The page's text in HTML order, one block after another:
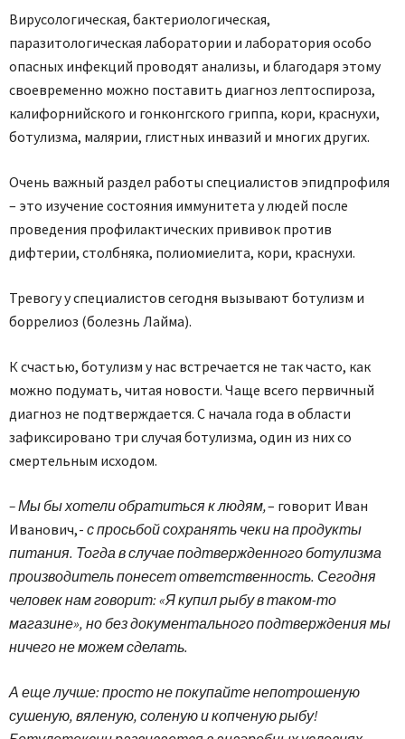
Вирусологическая, бактериологическая,
паразитологическая лаборатории и лаборатория особо
опасных инфекций проводят анализы, и благодаря этому
своевременно можно поставить диагноз лептоспироза,
калифорнийского и гонконгского гриппа, кори, краснухи,
ботулизма, малярии, глистных инвазий и многих других.
Очень важный раздел работы специалистов эпидпрофиля
– это изучение состояния иммунитета у людей после
проведения профилактических прививок против
дифтерии, столбняка, полиомиелита, кори, краснухи.
Тревогу у специалистов сегодня вызывают ботулизм и
боррелиоз (болезнь Лайма).
К счастью, ботулизм у нас встречается не так часто, как
можно подумать, читая новости. Чаще всего первичный
диагноз не подтверждается. С начала года в области
зафиксировано три случая ботулизма, один из них со
смертельным исходом.
– Мы бы хотели обратиться к людям,– говорит Иван
Иванович, - с просьбой сохранять чеки на продукты
питания. Тогда в случае подтвержденного ботулизма
производитель понесет ответственность. Сегодня
человек нам говорит: «Я купил рыбу в таком-то
магазине», но без документального подтверждения мы
ничего не можем сделать.
А еще лучше: просто не покупайте непотрошеную
сушеную, вяленую, соленую и копченую рыбу!